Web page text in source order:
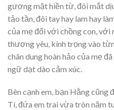
gương mặt hiền từ, đôi mắt
tảo tần, đôi tay hay lam hay
của mẹ đối với chồng con,
thương yêu, kính trọng vào
chân dung hoàn hảo của mẹ
ngữ dạt dào cảm xúc.
Bên cạnh em, bạn Hằng cũng
Tí, đứa em trai vừa tròn năm